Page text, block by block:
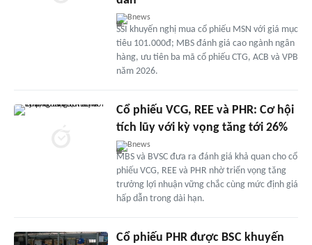
Bnews
SSI khuyến nghị mua cổ phiếu MSN với giá mục
tiêu 101.000đ; MBS đánh giá cao ngành ngân
hàng, ưu tiên ba mã cổ phiếu CTG, ACB và VPB
năm 2026.
Cổ phiếu VCG, REE và PHR: Cơ hội
tích lũy với kỳ vọng tăng tới 26%
Bnews
MBS và BVSC đưa ra đánh giá khả quan cho cổ
phiếu VCG, REE và PHR nhờ triển vọng tăng
trưởng lợi nhuận vững chắc cùng mức định giá
hấp dẫn trong dài hạn.
Cổ phiếu PHR được BSC khuyến